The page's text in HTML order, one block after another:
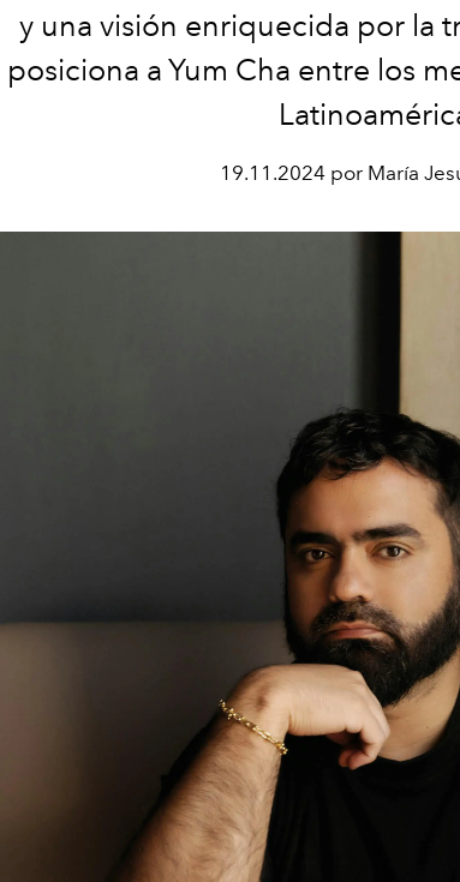
y una visión enriquecida por la
posiciona a Yum Cha entre los
19.11.2024 por María